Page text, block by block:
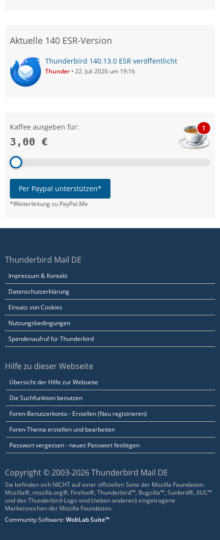
Aktuelle 140 ESR-Version
Thunderbird 140.13.0 ESR veröffentlicht
Thunder 22. Juli 2026 um 19:16
Kaffee ausgeben für:
3,00 €
1
Per Paypal unterstützen*
*Weiterleitung zu PayPal.Me
Thunderbird Mail DE
Impressum & Kontakt
Datenschutzerklärung
Einsatz von Cookies
Nutzungsbedingungen
Spendenaufruf für Thunderbird
Hilfe zu dieser Webseite
Übersicht der Hilfe zur Webseite
Die Suchfunktion benutzen
Foren-Benutzerkonto - Erstellen (Neu registrieren)
Foren-Thema erstellen und bearbeiten
Passwort vergessen - neues Passwort festlegen
Copyright © 2003-2026 Thunderbird Mail DE
Sie befinden sich NICHT auf einer offiziellen Seite der Mozilla Foundation.
Mozilla®, mozilla.org®, Firefox®, Thunderbird™, Bugzilla™, Sunbird®, XUL™
und das Thunderbird-Logo sind (neben anderen) eingetragene
Markenzeichen der Mozilla Foundation.
Community-Software:WoltLab Suite™